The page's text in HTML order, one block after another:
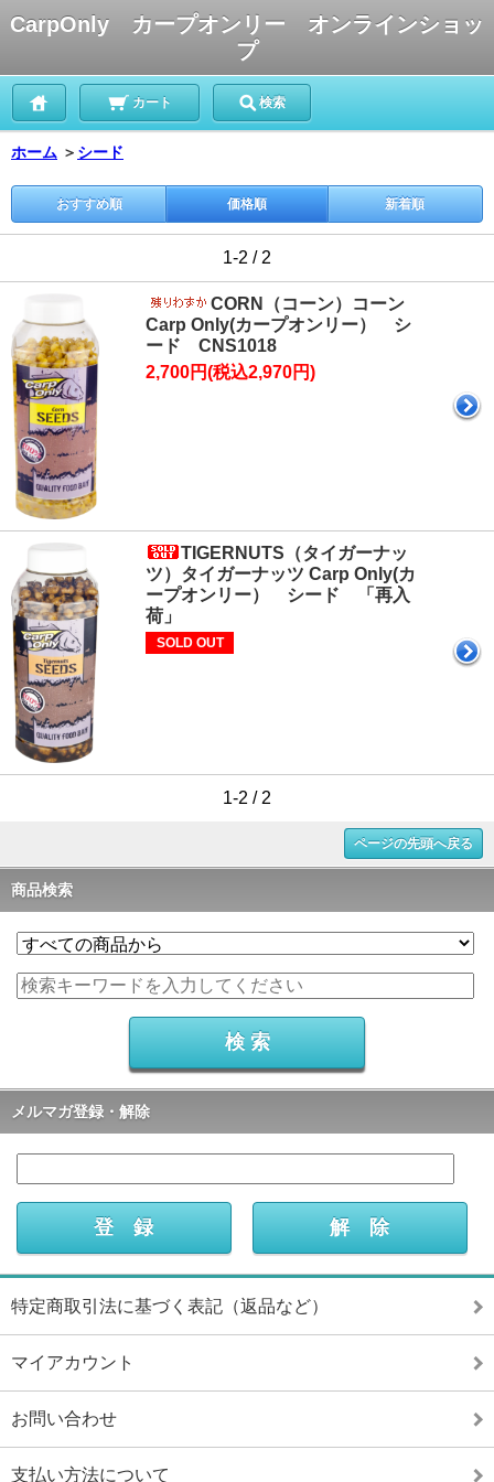
CarpOnly カープオンリー オンラインショッ
プ
カート 検索
ホーム ＞ シード
おすすめ順 価格順 新着順
1-2 / 2
CORN（コーン）コーン
Carp Only(カープオンリー） シ
ード CNS1018
2,700円(税込2,970円)
TIGERNUTS（タイガーナッ
ツ）タイガーナッツ Carp Only(カ
ープオンリー） シード 「再入
荷」
SOLD OUT
1-2 / 2
ページの先頭へ戻る
商品検索
メルマガ登録・解除
特定商取引法に基づく表記（返品など）
マイアカウント
お問い合わせ
支払い方法について